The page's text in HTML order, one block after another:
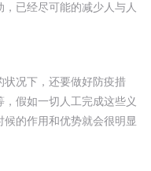
已经尽可能的减少人与人
状况下，还要做好防疫措
假如一切人工完成这些义
候的作用和优势就会很明显